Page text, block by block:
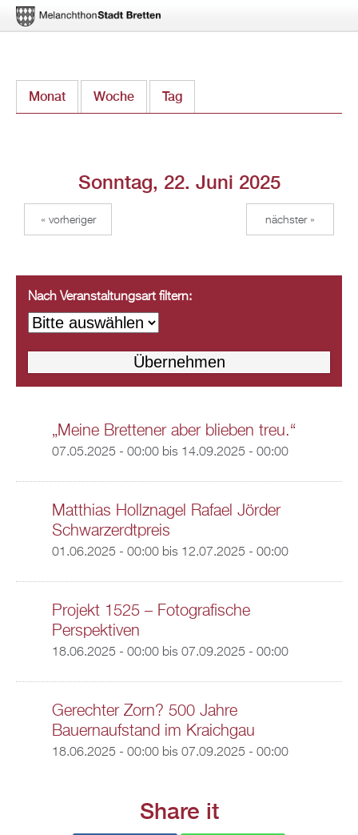
zum
Monat Woche Tag
Sonntag, 22. Juni 2025
« vorheriger nächster »
Nach Veranstaltungsart filtern:
„Meine Brettener aber blieben treu.“
07.05.2025 - 00:00bis 14.09.2025 - 00:00
Matthias Hollznagel Rafael Jörder
Schwarzerdtpreis
01.06.2025 - 00:00bis 12.07.2025 - 00:00
Projekt 1525 – Fotografische
Perspektiven
18.06.2025 - 00:00bis 07.09.2025 - 00:00
Gerechter Zorn? 500 Jahre
Bauernaufstand im Kraichgau
18.06.2025 - 00:00bis 07.09.2025 - 00:00
Share it